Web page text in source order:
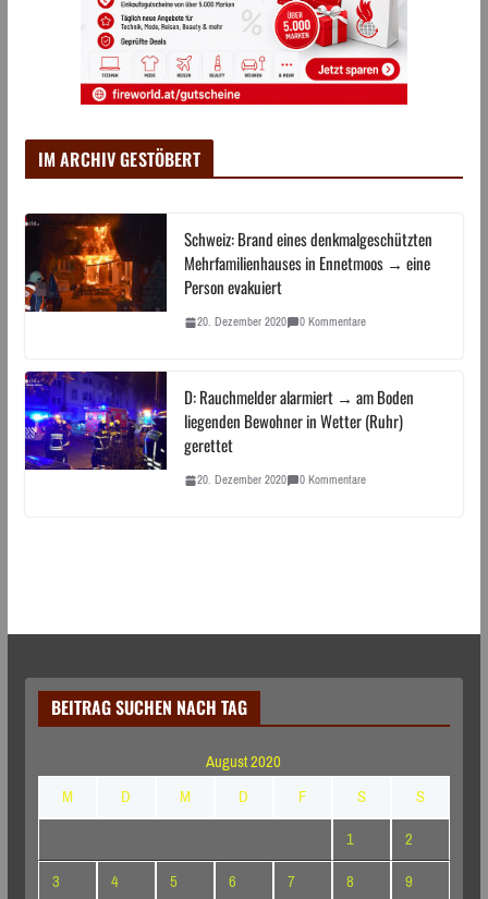
IM ARCHIV GESTÖBERT
Schweiz: Brand eines denkmalgeschützten
Mehrfamilienhauses in Ennetmoos → eine
Person evakuiert
20. Dezember 2020 0 Kommentare
D: Rauchmelder alarmiert → am Boden
liegenden Bewohner in Wetter (Ruhr)
gerettet
20. Dezember 2020 0 Kommentare
BEITRAG SUCHEN NACH TAG
August 2020
M
D M D F S
S
1
2
3
4 5 6 7 8
9